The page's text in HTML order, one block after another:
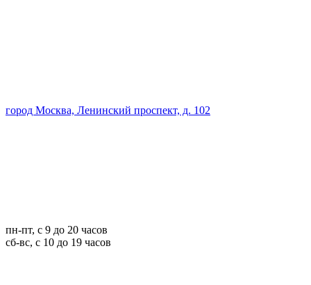
город Москва, Ленинский проспект, д. 102
пн-пт, с 9 до 20 часов
сб-вс, с 10 до 19 часов